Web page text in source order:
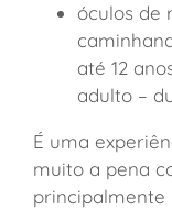
óculos de
até 12
adulto –
É uma
muito a pena
principalmente